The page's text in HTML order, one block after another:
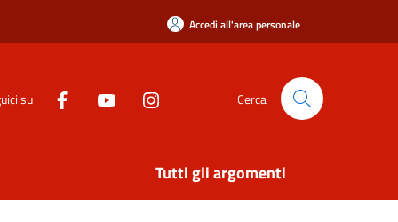
Accedi all'area personale
su Cerca
Tutti gli argomenti